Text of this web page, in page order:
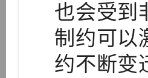
也会受到
制约可以
约不断变